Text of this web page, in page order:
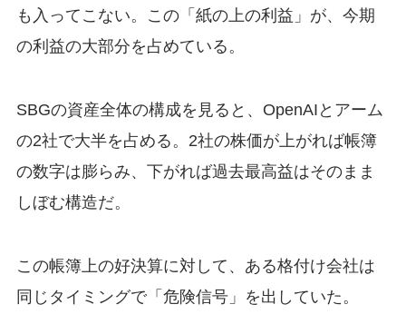
も入ってこない。この「紙の上の利益」が、今期
の利益の大部分を占めている。
SBGの資産全体の構成を見ると、OpenAIとアーム
の2社で大半を占める。2社の株価が上がれば帳簿
の数字は膨らみ、下がれば過去最高益はそのまま
しぼむ構造だ。
この帳簿上の好決算に対して、ある格付け会社は
同じタイミングで「危険信号」を出していた。